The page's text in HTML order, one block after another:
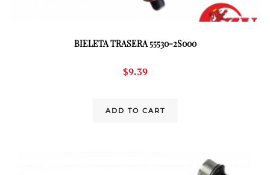
BIELETA TRASERA 55530-2S000
$9.39
ADD TO CART